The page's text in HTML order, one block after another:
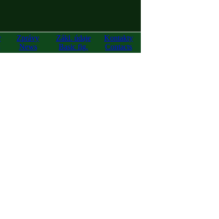
Zprávy
News
Zákl. údaje
Basic fig.
Kontakty
Contacts